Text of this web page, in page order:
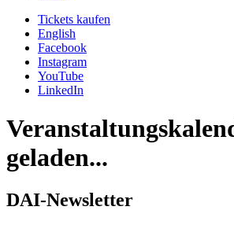
Tickets kaufen
English
Facebook
Instagram
YouTube
LinkedIn
geladen...
DAI-Newsletter